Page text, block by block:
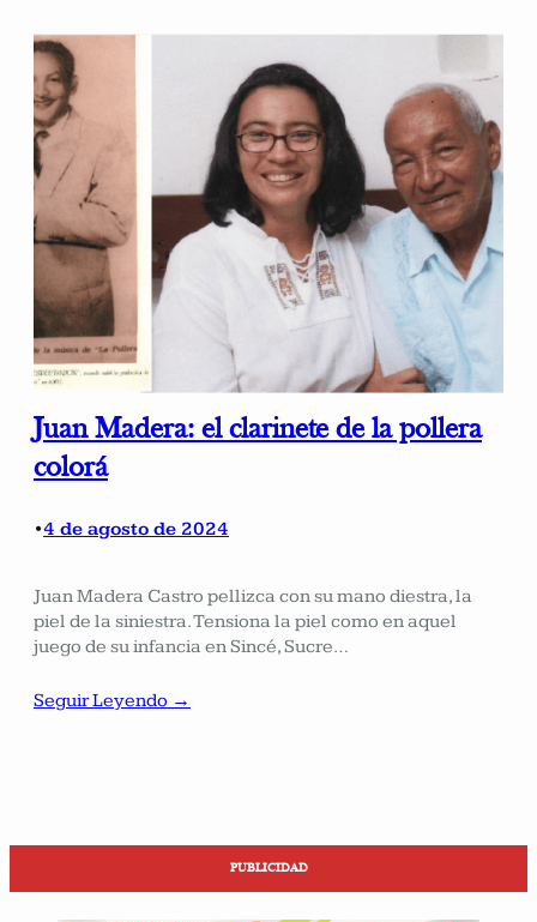
Juan Madera: el clarinete de la pollera
colorá
•4 de agosto de 2024
Juan Madera Castro pellizca con su mano diestra, la
piel de la siniestra. Tensiona la piel como en aquel
juego de su infancia en Sincé, Sucre…
Seguir Leyendo →
PUBLICIDAD